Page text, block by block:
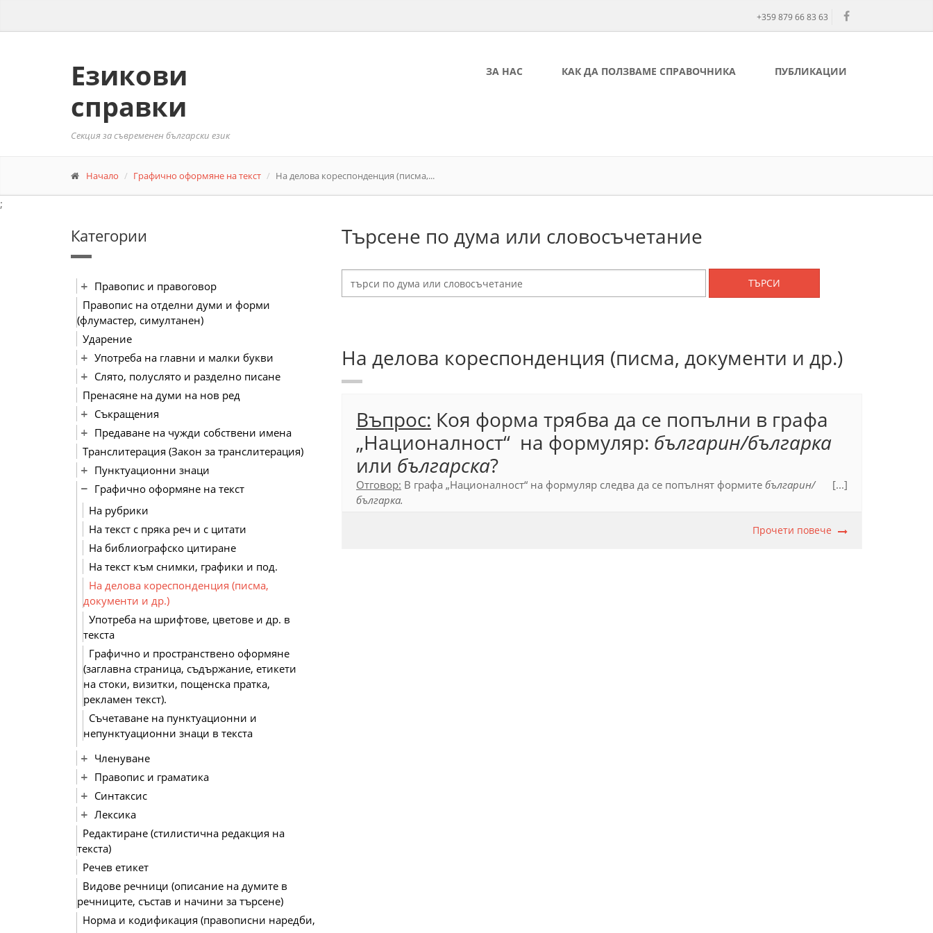
+359 879 66 83 63
Езикови
справки
Секция за съвременен български език
ЗА НАС КАК ДА ПОЛЗВАМЕ СПРАВОЧНИКА ПУБЛИКАЦИИ
Начало Графично оформяне на текст На делова кореспонденция (писма,...
;
Категории
Правопис и правоговор
Правопис на отделни думи и форми
(флумастер, симултанен)
Ударение
Употреба на главни и малки букви
Слято, полуслято и разделно писане
Пренасяне на думи на нов ред
Съкращения
Предаване на чужди собствени имена
Транслитерация (Закон за транслитерация)
Пунктуационни знаци
Графично оформяне на текст
На рубрики
На текст с пряка реч и с цитати
На библиографско цитиране
На текст към снимки, графики и под.
На делова кореспонденция (писма,
документи и др.)
Употреба на шрифтове, цветове и др. в
текста
Графично и пространствено оформяне
(заглавна страница, съдържание, етикети
на стоки, визитки, пощенска пратка,
рекламен текст).
Съчетаване на пунктуационни и
непунктуационни знаци в текста
Членуване
Правопис и граматика
Синтаксис
Лексика
Редактиране (стилистична редакция на
текста)
Речев етикет
Видове речници (описание на думите в
речниците, състав и начини за търсене)
Норма и кодификация (правописни наредби,
Търсене по дума или словосъчетание
ТЪРСИ
На делова кореспонденция (писма, документи и др.)
Въпрос: Коя форма трябва да се попълни в графа
„Националност“ на формуляр: българин/българка
или българска?
Отговор: В графа „Националност“ на формуляр следва да се попълнят формите българин/
българка.
[...]
Прочети повече